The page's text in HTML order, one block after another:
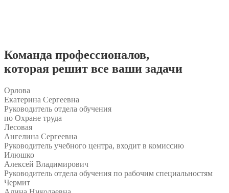
Команда профессионалов,
которая решит все ваши задачи
Орлова
Екатерина Сергеевна
Руководитель отдела обучения
по Охране труда
Лесовая
Ангелина Сергеевна
Руководитель учебного центра, входит в комиссию
Илюшко
Алексей Владимирович
Руководитель отдела обучения по рабочим специальностям
Чермит